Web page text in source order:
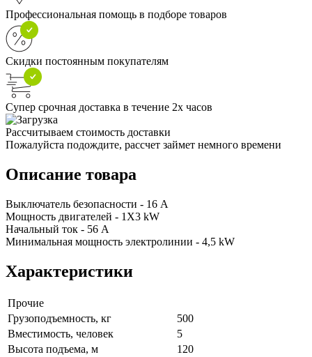
Профессиональная помощь в подборе товаров
Скидки постоянным покупателям
Супер срочная доставка в течение 2х часов
Рассчитываем стоимость доставки
Пожалуйста подождите, рассчет займет немного времени
Описание товара
Выключатель безопасности - 16 A
Мощность двигателей - 1X3 kW
Начальный ток - 56 A
Минимальная мощность электролинии - 4,5 kW
Характеристики
Прочие
Грузоподъемность, кг
500
Вместимость, человек
5
Высота подъема, м
120